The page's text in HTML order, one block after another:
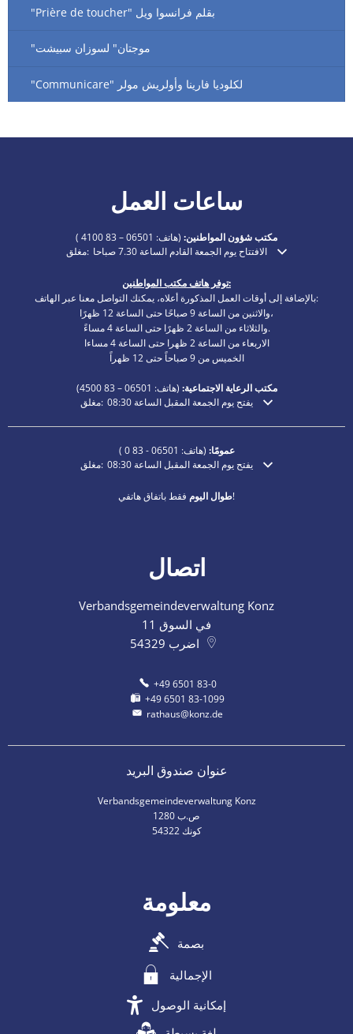
"Prière de toucher" بقلم فرانسوا ويل
"موجتان" لسوزان سبيشت
"Communicare" لكلوديا فارينا وأولريش مولر
ساعات العمل
مكتب شؤون المواطنين: (هاتف:
)
انقر لإخفاء أوقات الفتح أو الإغلاق الإضافية
مغلق: الافتتاح يوم الجمعة القادم الساعة 7.30 صباحا
توفر هاتف مكتب المواطنين:
بالإضافة إلى أوقات العمل المذكورة أعلاه، يمكنك التواصل معنا عبر الهاتف:
والاثنين من الساعة 9 صباحًا حتى الساعة 12 ظهرًا،
والثلاثاء من الساعة 2 ظهرًا حتى الساعة 4 مساءً.
الاربعاء من الساعة 2 ظهرا حتى الساعة 4 مساءا
الخميس من 9 صباحاً حتى 12 ظهراً
مكتب الرعاية الاجتماعية: (هاتف:
4500)
انقر لإخفاء أوقات الفتح أو الإغلاق الإضافية
مغلق: يفتح يوم الجمعة المقبل الساعة 08:30
عمومًا: (هاتف:
)
انقر لإخفاء أوقات الفتح أو الإغلاق الإضافية
مغلق: يفتح يوم الجمعة المقبل الساعة 08:30
طوال اليومفقط باتفاق هاتفي!
اتصال
Verbandsgemeindeverwaltung Konz
في السوق 11
54329 اضرب
+49 6501 83-0
+49 6501 83-1099
rathaus@konz.de
عنوان صندوق البريد
Verbandsgemeindeverwaltung Konz
ص.ب 1280
54322 كونك
معلومة
بصمة
الإجمالية
إمكانية الوصول